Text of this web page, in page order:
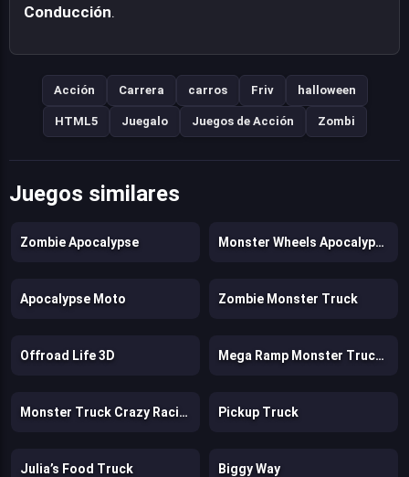
Conducción.
Acción Carrera carros Friv halloween
HTML5 Juegalo Juegos de Acción Zombi
Juegos similares
Zombie Apocalypse Monster Wheels Apocalypse
Apocalypse Moto Zombie Monster Truck
Offroad Life 3D Mega Ramp Monster Truck Race
Monster Truck Crazy Racing Pickup Truck
Julia’s Food Truck Biggy Way